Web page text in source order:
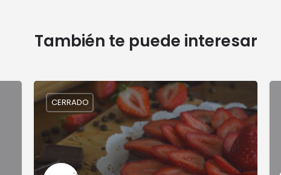
También te puede interesar
CERRADO